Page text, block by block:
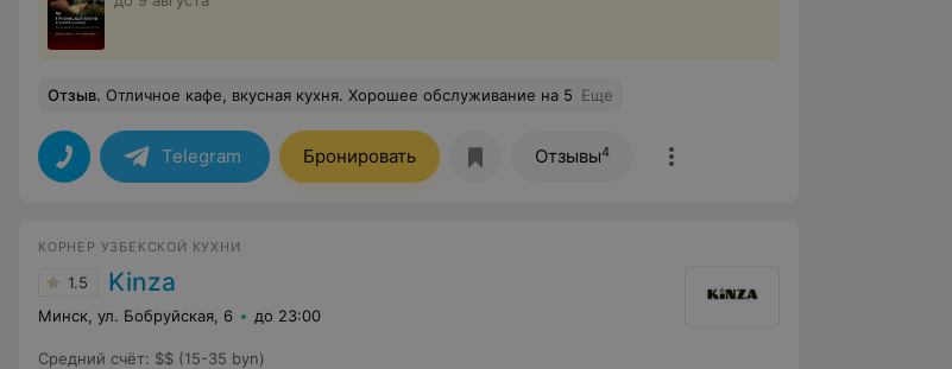
Отзыв. Отличное кафе, вкусная кухня. Хорошее обслуживание на 5 Еще
Telegram Бронировать Отзывы4
КОРНЕР УЗБЕКСКОЙ КУХНИ
1.5 Kinza
Минск, ул. Бобруйская, 6 до 23:00
Средний счёт: $$ (15-35 byn)